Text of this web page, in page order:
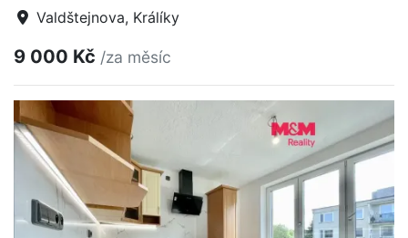
Valdštejnova, Králíky
9 000 Kč /za měsíc